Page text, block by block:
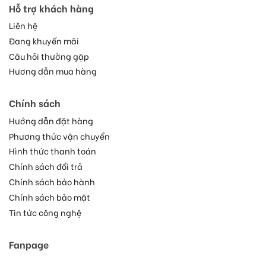
Hỗ trợ khách hàng
Liên hệ
Đang khuyến mãi
Câu hỏi thường gặp
Hương dẫn mua hàng
Chính sách
Hướng dẫn đặt hàng
Phương thức vận chuyển
Hình thức thanh toán
Chính sách đổi trả
Chính sách bảo hành
Chính sách bảo mật
Tin tức công nghệ
Fanpage